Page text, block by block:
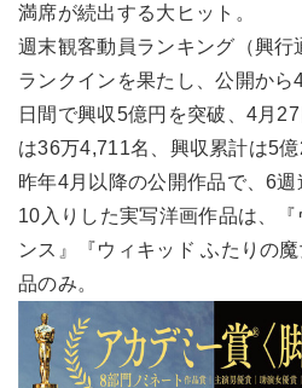
満席が続出する大ヒット。
週末観客動員ランキング（興
ランクインを果たし、公開か
日間で興収5億円を突破、4月
は36万4,711名、興収累計は5
昨年4月以降の公開作品で、6
10入りした実写洋画作品は、
ンス』『ウィキッド ふたりの
品のみ。